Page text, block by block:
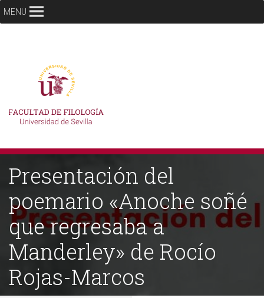
MENU
Presentación del
poemario «Anoche soñé
que regresaba a
Manderley» de Rocío
Rojas-Marcos